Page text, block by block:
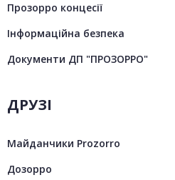
Прозорро концесії
Інформаційна безпека
Документи ДП "ПРОЗОРРО"
ДРУЗІ
Майданчики Prozorro
Дозорро